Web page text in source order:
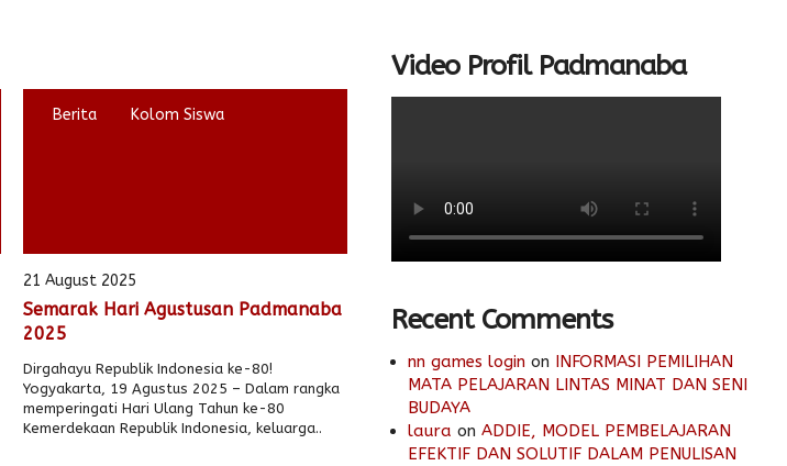
Berita Kolom Siswa
21 August 2025
Semarak Hari Agustusan Padmanaba
2025
Dirgahayu Republik Indonesia ke-80!
Yogyakarta, 19 Agustus 2025 – Dalam rangka
memperingati Hari Ulang Tahun ke-80
Kemerdekaan Republik Indonesia, keluarga..
Video Profil Padmanaba
Recent Comments
nn games login on INFORMASI PEMILIHAN
MATA PELAJARAN LINTAS MINAT DAN SENI
BUDAYA
laura on ADDIE, MODEL PEMBELAJARAN
EFEKTIF DAN SOLUTIF DALAM PENULISAN